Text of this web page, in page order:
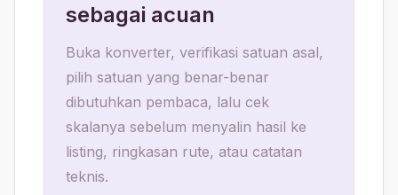
sebagai acuan
Buka konverter, verifikasi satuan asal,
pilih satuan yang benar-benar
dibutuhkan pembaca, lalu cek
skalanya sebelum menyalin hasil ke
listing, ringkasan rute, atau catatan
teknis.